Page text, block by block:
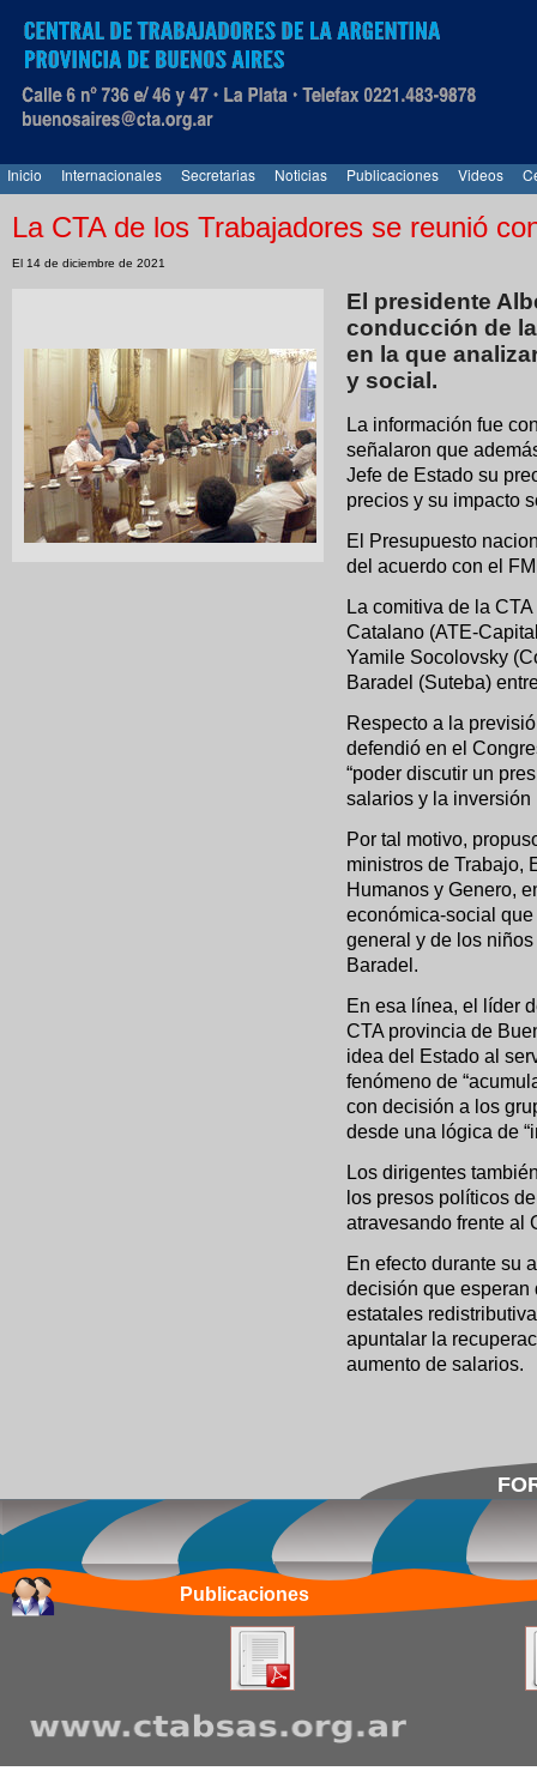
Inicio Internacionales Secretarias Noticias Publicaciones Videos
La CTA de los Trabajadores se reunió
El 14 de diciembre de 2021
El presidente
conducción de
en la que
y social.
La información fue
señalaron que
Jefe de Estado su
precios y su impacto
El Presupuesto
del acuerdo con el
La comitiva de la
Catalano (ATE-
Yamile Socolovsky
Baradel (Suteba)
Respecto a la
defendió en el
“poder discutir un
salarios y la inversión
Por tal motivo,
ministros de Trabajo,
Humanos y Genero,
económica-social
general y de los
Baradel.
En esa línea, el líder
CTA provincia de
idea del Estado al
fenómeno de
con decisión a los
desde una lógica de
Los dirigentes
los presos políticos
atravesando frente al
En efecto durante su
decisión que esperan
estatales
apuntalar la
aumento de salarios.
Publicaciones